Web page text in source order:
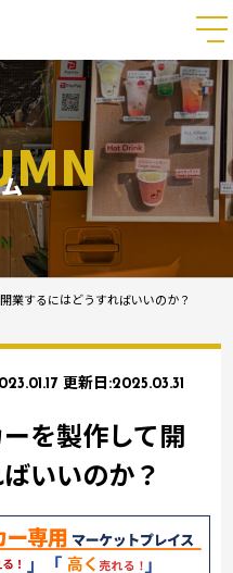
業するにはどうすればいいのか？
更新日:2025.03.31
を製作して開
いいのか？